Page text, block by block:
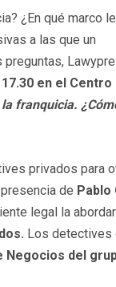
¿En qué marco
a las que un
preguntas,
en el Centro
franquicia.
privados para
de
legal la
Los detectives
Negocios del